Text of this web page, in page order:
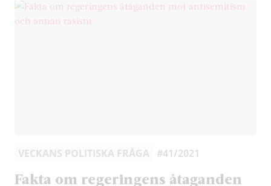
VECKANS POLITISKA FRÅGA #41/2021
Fakta om regeringens åtaganden